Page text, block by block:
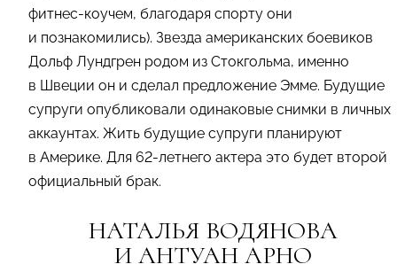
фитнес-коучем, благодаря спорту они
и познакомились). Звезда американских боевиков
Дольф Лундгрен родом из Стокгольма, именно
в Швеции он и сделал предложение Эмме. Будущие
супруги опубликовали одинаковые снимки в личных
аккаунтах. Жить будущие супруги планируют
в Америке. Для 62-летнего актера это будет второй
официальный брак.
НАТАЛЬЯ ВОДЯНОВА
И АНТУАН АРНО